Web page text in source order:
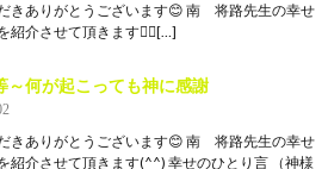
きありがとうございます😊 南 将路先生の幸せ
紹介させて頂きます🙇‍♀[…]
～何が起こっても神に感謝
きありがとうございます😊 南 将路先生の幸せ
紹介させて頂きます(^^) 幸せのひとり言 （神様